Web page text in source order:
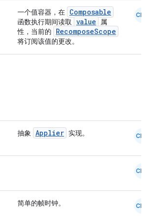
一个值容器，在 Composable
函数执行期间读取 value
属
性，当前的
RecomposeScope
将订阅该值的更改。
CMN
抽象 Applier 实现。 CMN
CMN
简单的帧时钟。 CMN